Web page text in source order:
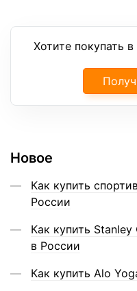
Хотите покупать
Новое
Как купить
России
Как купить
в России
Как купить Alo